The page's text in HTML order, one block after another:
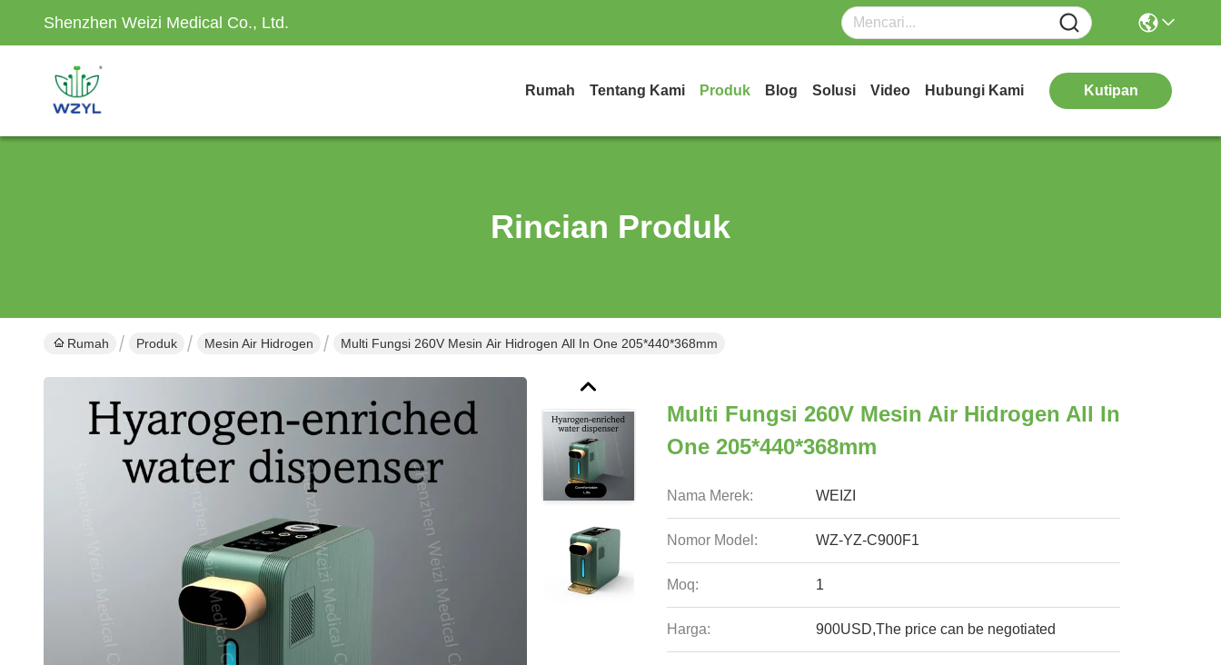
Shenzhen Weizi Medical Co., Ltd.
Rumah Tentang Kami Produk Blog Solusi Video Hubungi Kami Kutipan
Rincian Produk
Rumah Produk Mesin Air Hidrogen Multi Fungsi 260V Mesin Air Hidrogen All In One 205*440*368mm
Multi Fungsi 260V Mesin Air Hidrogen All In
One 205*440*368mm
Nama Merek: WEIZI
Nomor Model: WZ-YZ-C900F1
Moq: 1
Harga: 900USD,The price can be negotiated